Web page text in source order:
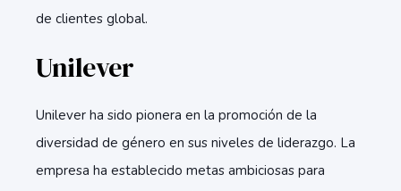
de clientes global.
Unilever
Unilever ha sido pionera en la promoción de la
diversidad de género en sus niveles de liderazgo. La
empresa ha establecido metas ambiciosas para